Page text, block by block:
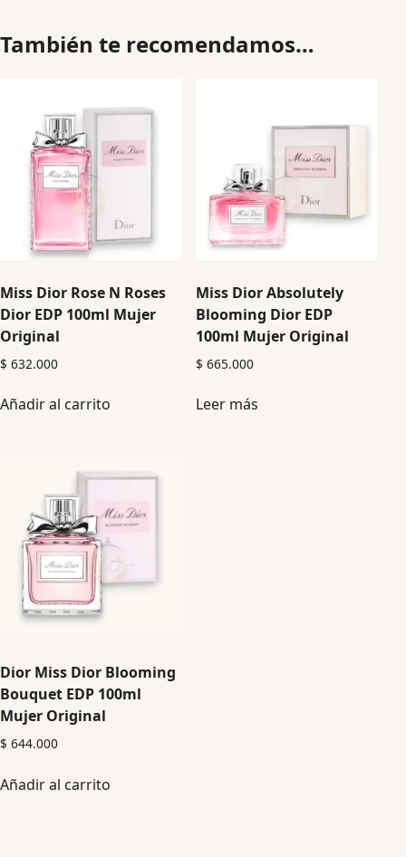
También te recomendamos…
Miss Dior Rose N Roses
Dior EDP 100ml Mujer
Original
$ 632.000
Añadir al carrito
Miss Dior Absolutely
Blooming Dior EDP
100ml Mujer Original
$ 665.000
Leer más
Dior Miss Dior Blooming
Bouquet EDP 100ml
Mujer Original
$ 644.000
Añadir al carrito